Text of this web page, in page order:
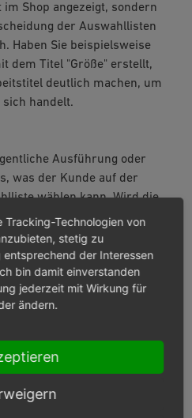
Shop angezeigt, sondern
der Auswahllisten
Haben Sie beispielsweise
dem Titel "Größe" erstellt,
deutlich machen, um
sich handelt.
Ausführung oder
was der Kunde auf der
wählen kann. Wird die
von Varianten verwendet, ist
definierter Preisaufschlag
jeweils einer Variante.
in der Auswahlliste eines
der Name auch zur
Tracking-Technologien von
stetig zu
der Interessen
bin damit einverstanden
jederzeit mit Wirkung für
ändern.